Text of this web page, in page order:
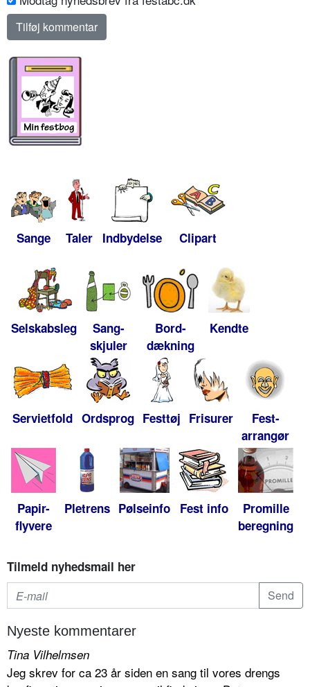
Sange Taler Indbydelse Clipart
Selskabsleg
Sang-
skjuler
Bord-
dækning
Kendte
Servietfold Ordsprog Festtøj Frisurer
Fest-
arrangør
Papir-
flyvere
Pletrens Pølseinfo Fest info
Promille
beregning
Tilmeld nyhedsmail her
Nyeste kommentarer
Tina Vilhelmsen
Jeg skrev for ca 23 år siden en sang til vores drengs